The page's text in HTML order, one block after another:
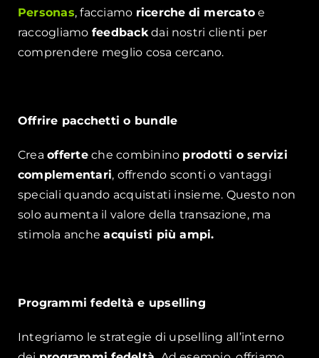
Personas, facciamo ricerche di mercato e
raccogliamo feedbackdai nostri clienti per
comprendere meglio cosa cercano.
Offrire pacchetti o bundle
Creaofferteche combinino prodotti o servizi
complementari, offrendo sconti o vantaggi
speciali quando acquistati insieme. Questo non
solo aumenta il valore della transazione, ma
stimola ancheacquisti più ampi.
Programmi fedeltà e upselling
Integriamo le strategie di upselling all’interno